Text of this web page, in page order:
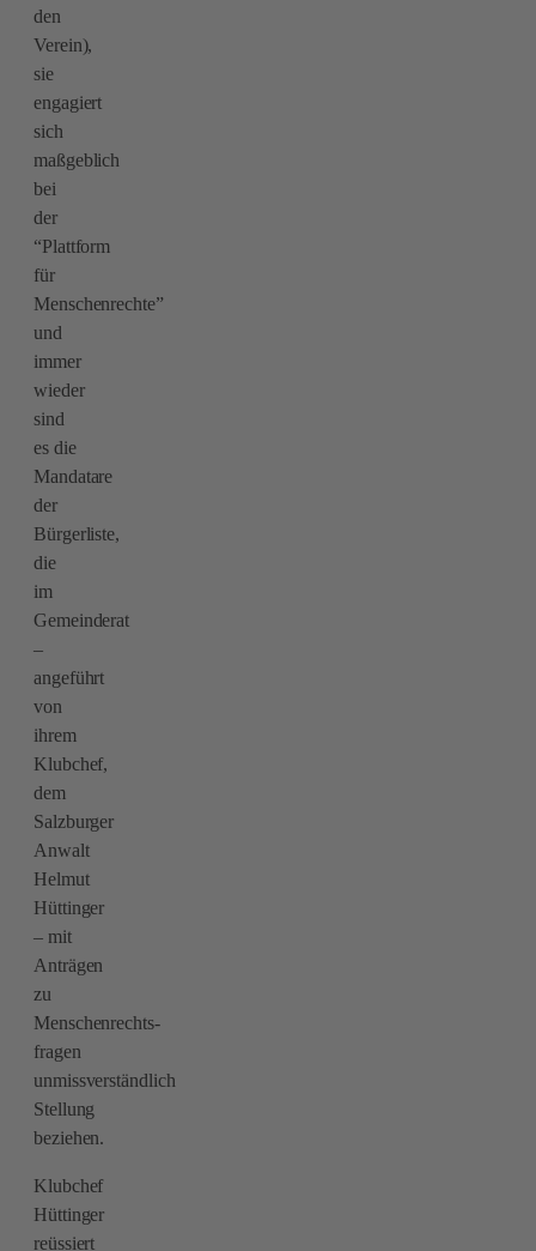
den
Verein),
sie
engagiert
sich
maßgeblich
bei
der
“Plattform
für
Menschenrechte”
und
immer
wieder
sind
es die
Mandatare
der
Bürgerliste,
die
im
Gemeinderat
–
angeführt
von
ihrem
Klubchef,
dem
Salzburger
Anwalt
Helmut
Hüttinger
– mit
Anträgen
zu
Menschenrechts-
fragen
unmissverständlich
Stellung
beziehen.
Klubchef
Hüttinger
reüssiert